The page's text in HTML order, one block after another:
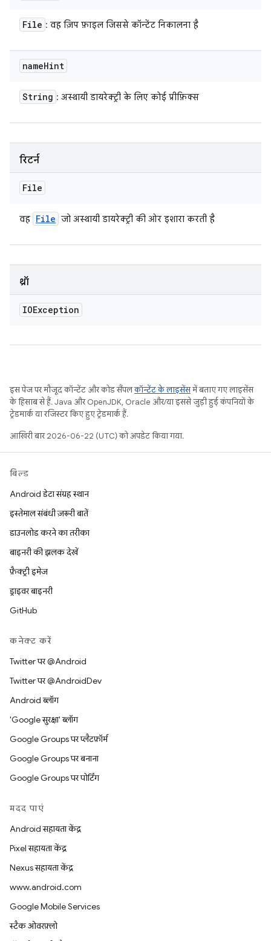
File : वह ज़िप फ़ाइल जिससे कॉन्टेंट निकालना है
nameHint
String : अस्थायी डायरेक्ट्री के लिए कोई प्रीफ़िक्स
रिटर्न
File
वह File जो अस्थायी डायरेक्ट्री की ओर इशारा करती है
थ्रॉ
IOException
इस पेज पर मौजूद कॉन्टेंट और कोड सैंपलकॉन्टेंट के लाइसेंसमें बताए गए लाइसेंस
के हिसाब से हैं. Java और OpenJDK, Oracle और/या इससे जुड़ी हुई कंपनियों के
ट्रेडमार्क या रजिस्टर किए हुए ट्रेडमार्क हैं.
आखिरी बार 2026-06-22 (UTC) को अपडेट किया गया.
बिल्ड
Android डेटा संग्रह स्थान
इस्तेमाल संबंधी ज़रूरी बातें
डाउनलोड करने का तरीका
बाइनरी की झलक देखें
फ़ैक्ट्री इमेज
ड्राइवर बाइनरी
GitHub
कनेक्ट करें
Twitter पर @Android
Twitter पर @AndroidDev
Android ब्लॉग
'Google सुरक्षा' ब्लॉग
Google Groups पर प्लैटफ़ॉर्म
Google Groups पर बनाना
Google Groups पर पोर्टिंग
मदद पाएं
Android सहायता केंद्र
Pixel सहायता केंद्र
Nexus सहायता केंद्र
www.android.com
Google Mobile Services
स्टैक ओवरफ़्लो